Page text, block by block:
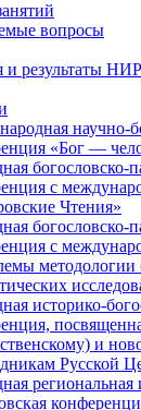
вопросы
и результаты НИР
научно-
«Бог —
богословско-
с
Чтения»
богословско-
с
методологии
историко-
и
Русской
региональная